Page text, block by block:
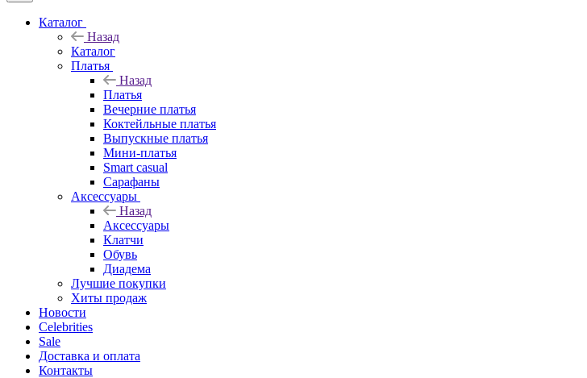
Каталог
Назад
Каталог
Платья
Назад
Платья
Вечерние платья
Коктейльные платья
Выпускные платья
Мини-платья
Smart casual
Сарафаны
Аксессуары
Назад
Аксессуары
Клатчи
Обувь
Диадема
Лучшие покупки
Хиты продаж
Новости
Celebrities
Sale
Доставка и оплата
Контакты